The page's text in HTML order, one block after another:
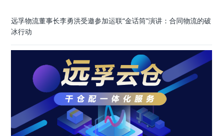
远孚物流董事长李勇洪受邀参加运联“金话筒”演讲：合同物流的破
冰行动